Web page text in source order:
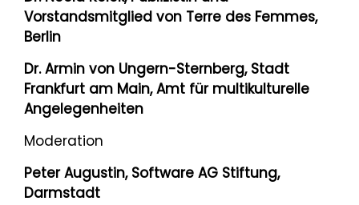
Vorstandsmitglied von Terre des Femmes,
Berlin
Dr. Armin von Ungern-Sternberg, Stadt
Frankfurt am Main, Amt für multikulturelle
Angelegenheiten
Moderation
Peter Augustin, Software AG Stiftung,
Darmstadt